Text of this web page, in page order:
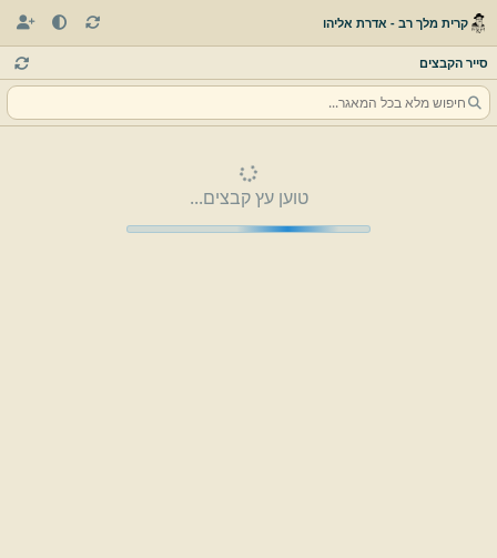
קרית מלך רב - אדרת אליהו
סייר הקבצים
טוען עץ קבצים...